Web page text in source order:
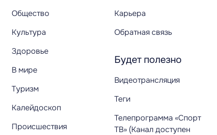
Общество
Культура
Здоровье
В мире
Туризм
Калейдоскоп
Происшествия
Карьера
Обратная связь
Будет полезно
Видеотрансляция
Теги
Телепрограмма «Спорт
ТВ» (Канал доступен